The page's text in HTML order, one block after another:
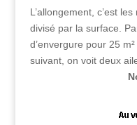
L’allongement, c’est
divisé par la surface.
d’envergure pour 25
suivant, on voit deux